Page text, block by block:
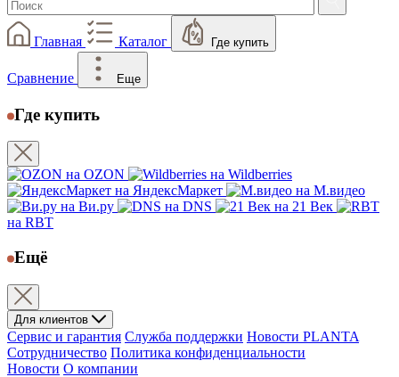
Главная Каталог Где купить
Сравнение Еще
Где купить
на OZON
на Wildberries
на ЯндексМаркет
на М.видео
на Ви.ру
на DNS
на 21 Век
на RBT
Ещё
Для клиентов
Сервис и гарантия Служба поддержки Новости PLANTA
Сотрудничество Политика конфиденциальности
Новости О компании